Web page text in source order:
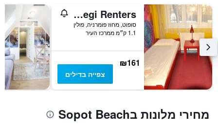
Y
המציג
את
מחיר
הממוצע
של
חדר
Easy Stay Victus Sopot Walk to the Pier by Noclegi Renters
סופוט, מחוז פומרניה, פולין
1.1 ק״מ ממרכז העיר
₪161
צפייה בדילים
מחירי מלונות בSopot Beach